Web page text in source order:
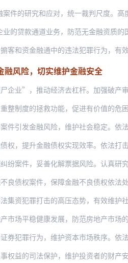
的研究和应对，统一裁判尺度。高度关注涉
贷款通道业务，防范无金融资质的国有企业
和资金融通中的违法犯罪行为，有效规范金融
融风险，切实维护金融安全
”，推动经济去杠杆。加强破产审判工作和
制度的拯救功能，促进有价值的危困企业再生
引发金融风险，维护社会稳定。依法审慎处理
，提升金融债权实现效率。依法打击逃废金融
案件，妥善化解票据风险。认真研究应对因违
债权案件，保障金融不良债权依法处置。加强
资犯罪打击的高压态势，有效维护社会稳定。
场平稳健康发展，防范房地产市场的金融风险
犯罪行为，维护资本市场秩序。依法审理欺诈
益的司法保护，维护投资者的财产安全。依法